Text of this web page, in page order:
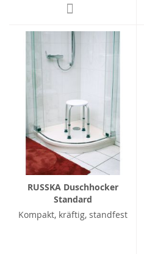
RUSSKA Duschhocker
Standard
Kompakt, kräftig, standfest